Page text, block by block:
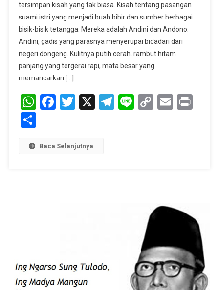
Supriyadi
–
Sakinah
Bumi
Dan
tersimpan kisah yang tak biasa. Kisah tentang pasangan
suami istri yang menjadi buah bibir dan sumber berbagai
bisik-bisik tetangga. Mereka adalah Andini dan Andono.
Andini, gadis yang parasnya menyerupai bidadari dari
negeri dongeng. Kulitnya putih cerah, rambut hitam
panjang yang tergerai rapi, mata besar yang
memancarkan […]
WhatsApp
Facebook
Twitter
X Telegram
LineCopyEmail
Share
Baca Selanjutnya